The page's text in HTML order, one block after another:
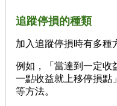
追蹤停損的種類
加入追蹤停損時有多種
例如，「當達到一定收
一點收益就上移停損點
等方法。